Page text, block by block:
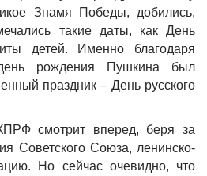
Знамя Победы, добились,
такие даты, как День
детей. Именно благодаря
рождения Пушкина был
праздник – День русского
смотрит вперед, беря за
Советского Союза, ленинско-
Но сейчас очевидно, что